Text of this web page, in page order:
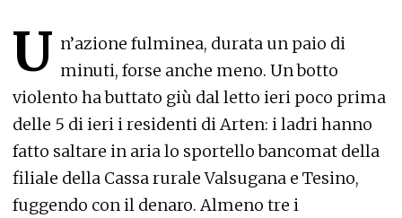
U n’azione fulminea, durata un paio di
minuti, forse anche meno. Un botto
violento ha buttato giù dal letto ieri poco prima
delle 5 di ieri i residenti di Arten: i ladri hanno
fatto saltare in aria lo sportello bancomat della
filiale della Cassa rurale Valsugana e Tesino,
fuggendo con il denaro. Almeno tre i